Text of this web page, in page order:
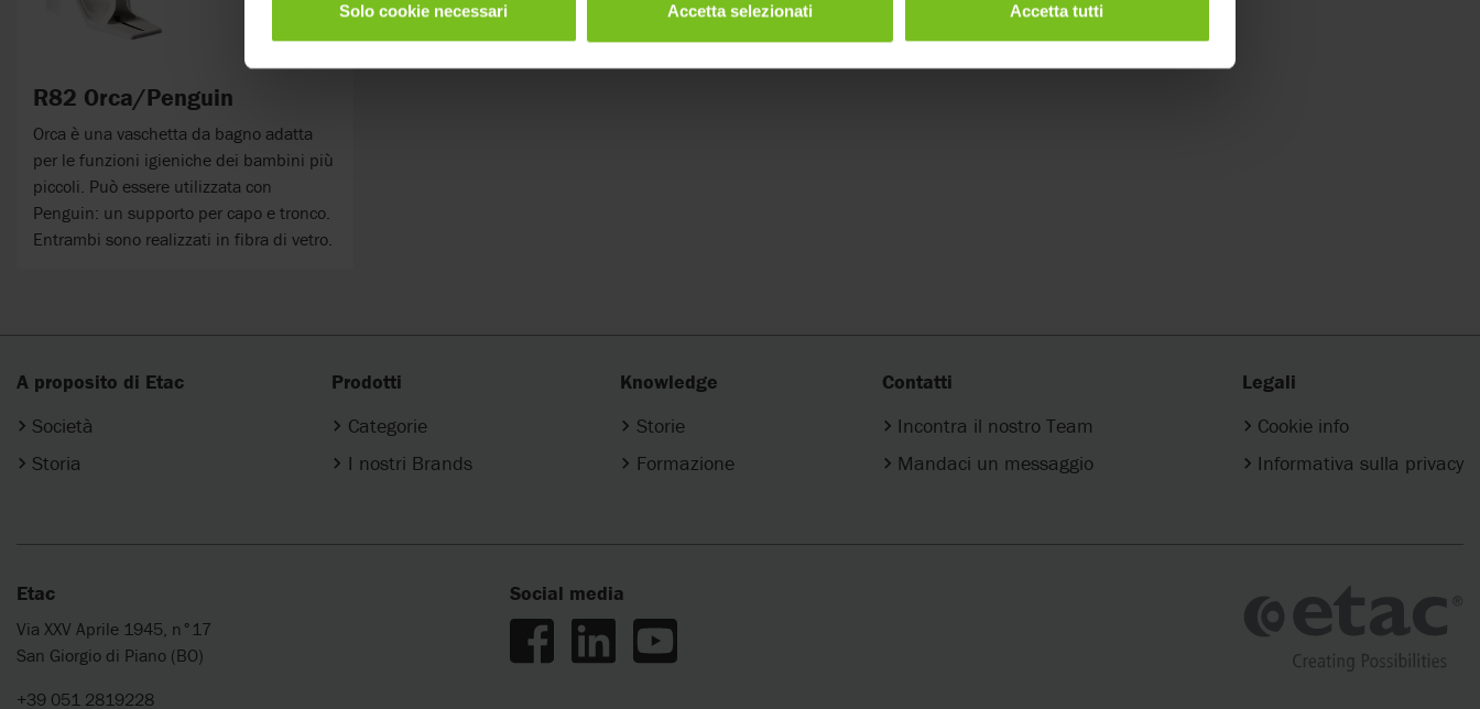
Solo cookie necessari Accetta selezionati Accetta tutti
R82 Orca/Penguin
Orca è una vaschetta da bagno adatta
per le funzioni igieniche dei bambini più
piccoli. Può essere utilizzata con
Penguin: un supporto per capo e tronco.
Entrambi sono realizzati in fibra di vetro.
A proposito di Etac
Società
Storia
Prodotti
Categorie
I nostri Brands
Knowledge
Storie
Formazione
Contatti
Incontra il nostro Team
Mandaci un messaggio
Legali
Cookie info
Informativa sulla privacy
Etac
Via XXV Aprile 1945, n°17
San Giorgio di Piano (BO)
+39 051 2819228
Social media